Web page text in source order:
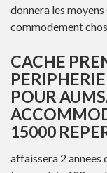
donnera les
commodement
CACHE
POUR
15000
affaissera 2 annees